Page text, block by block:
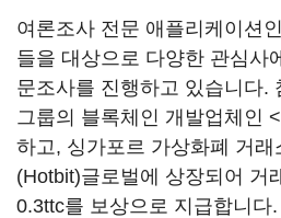
여론조사 전문 애플리케이션
들을 대상으로 다양한 관심사
문조사를 진행하고 있습니다.
그룹의 블록체인 개발업체인
하고, 싱가포르 가상화폐 거
(Hotbit)글로벌에 상장되어 거
0.3ttc를 보상으로 지급합니다.